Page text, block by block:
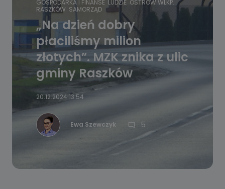
GOSPODARKA I FINANSE LUDZIE OSTRÓW WLKP.
RASZKÓW SAMORZĄD
„Na dzień dobry
płaciliśmy milion
złotych”. MZK znika z ulic
gminy Raszków
20.12.2024 13:54
Ewa Szewczyk 5